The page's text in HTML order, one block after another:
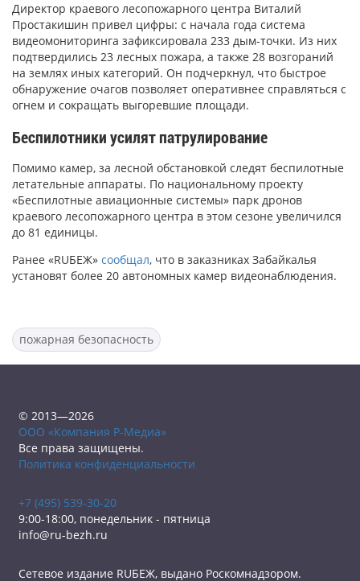
Директор краевого лесопожарного центра Виталий
Простакишин привел цифры: с начала года система
видеомониторинга зафиксировала 233 дым-точки. Из них
подтвердились 23 лесных пожара, а также 28 возгораний
на землях иных категорий. Он подчеркнул, что быстрое
обнаружение очагов позволяет оперативнее справляться с
огнем и сокращать выгоревшие площади.
Беспилотники усилят патрулирование
Помимо камер, за лесной обстановкой следят беспилотные
летательные аппараты. По национальному проекту
«Беспилотные авиационные системы» парк дронов
краевого лесопожарного центра в этом сезоне увеличился
до 81 единицы.
Ранее «RUБЕЖ» сообщал, что в заказниках Забайкалья
установят более 20 автономных камер видеонаблюдения.
пожарная безопасность
© 2013—2026
ООО «Компания Р-Медиа»
Все права защищены.
Политика конфиденциальности
+7 (495) 539-30-20
9:00-18:00, понедельник - пятница
info@ru-bezh.ru
Сетевое издание RUБЕЖ, выдано Роскомнадзором.